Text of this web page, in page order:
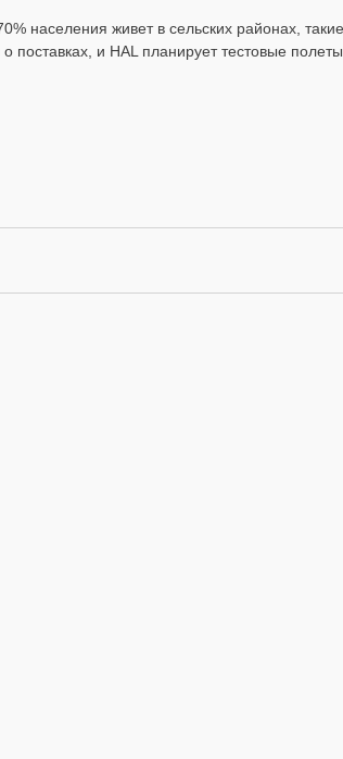
населения живет в сельских районах,
поставках, и HAL планирует тестовые